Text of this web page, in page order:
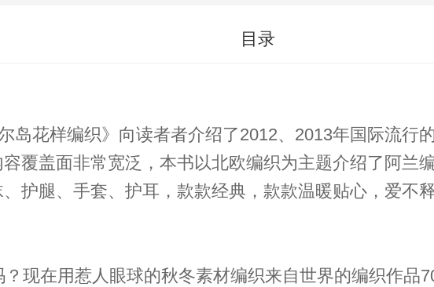
目录
花样编织》向读者者介绍了2012、2013年国际流行
覆盖面非常宽泛，本书以北欧编织为主题介绍了阿兰
护腿、手套、护耳，款款经典，款款温暖贴心，爱不
现在用惹人眼球的秋冬素材编织来自世界的编织作品